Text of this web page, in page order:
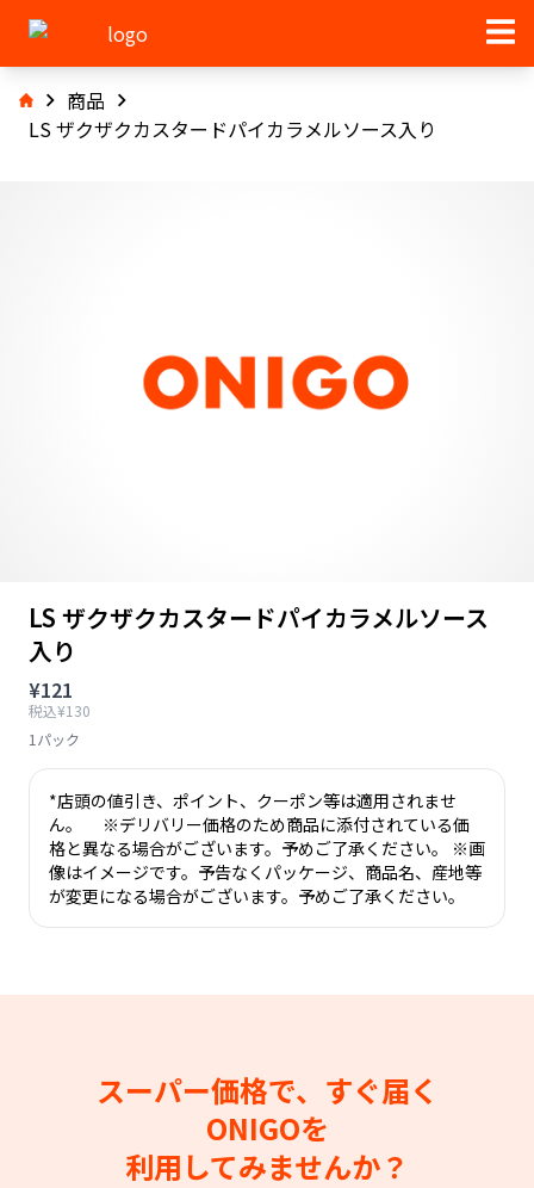
商品
LS ザクザクカスタードパイカラメルソース入り
LS ザクザクカスタードパイカラメルソース
入り
¥121
税込¥130
1パック
*店頭の値引き、ポイント、クーポン等は適用されませ
ん。 ※デリバリー価格のため商品に添付されている価
格と異なる場合がございます。予めご了承ください。 ※画
像はイメージです。予告なくパッケージ、商品名、産地等
が変更になる場合がございます。予めご了承ください。
スーパー価格で、すぐ届く
ONIGOを
利用してみませんか？